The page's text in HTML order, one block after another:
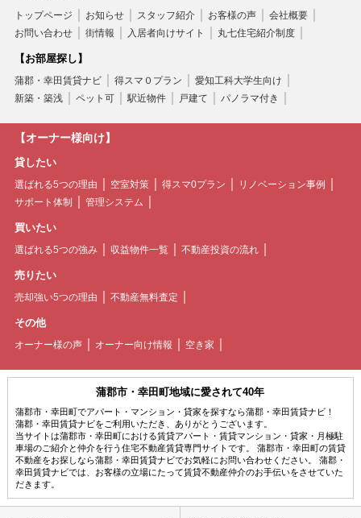
トップページ お知らせ スタッフ紹介 お客様の声
会社概要
お問い合わせ
街情報 入居者向けサイト 丸七住宅紹介制度
【お部屋探し】
蒲郡・幸田賃貸ナビ 得スマ０プラン
愛知工科大学生向け
新築・築浅
ペット可 駅近物件 戸建て パノラマ付き
【オーナー様向け】
貸したい
選ばれる5つの理由 空室対策 得スマ0プラン
リノベーション事例
サポート体制
管理システム
買いたい
選ばれる5つの強み 収益物件一覧 不動産投資の流れ
売りたい
売却強い5つの理由 不動産無料査定
その他
オーナー様の声 オーナー向け情報 空き家
蒲郡市・幸田町地域に愛されて40年
蒲郡市・幸田町でアパート・マンション・貸家を探すなら蒲郡・幸田賃貸ナビ！
蒲郡・幸田賃貸ナビをご利用いただき、ありがとうございます。
当サイトは蒲郡市・幸田町における賃貸アパート・賃貸マンション・貸家・月極駐
車場のご紹介と仲介を行う住宅不動産賃貸専門サイトです。 蒲郡市・幸田町の賃貸
不動産をお探しなら蒲郡・幸田賃貸ナビでお気軽にお問い合わせください。 蒲郡・
幸田賃貸ナビでは、お客様の立場にたって賃貸不動産仲介のお手伝いをさせていた
だきます。